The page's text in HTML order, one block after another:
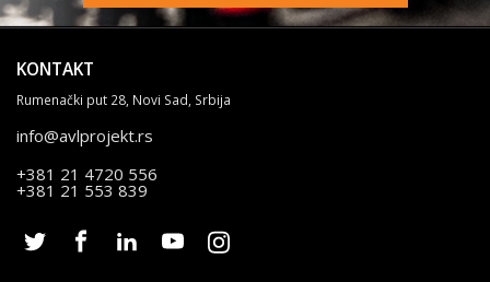
KONTAKT
Rumenački put 28, Novi Sad, Srbija
info@avlprojekt.rs
+381 21 4720 556
+381 21 553 839